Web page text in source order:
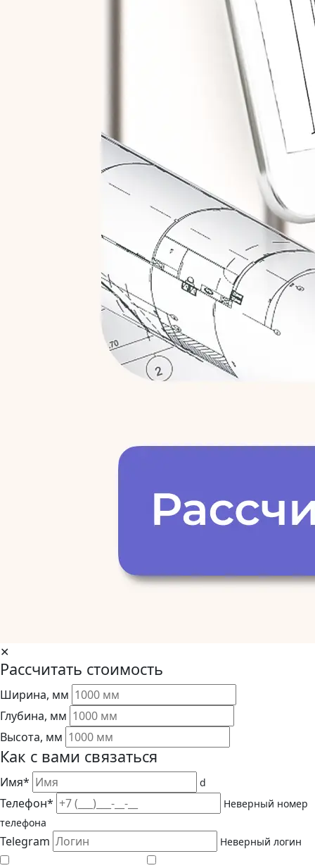
✕
Рассчитать стоимость
Ширина, мм
Глубина, мм
Высота, мм
Как с вами связаться
Имя* d
Телефон*
Неверный номер
телефона
Telegram Неверный логин